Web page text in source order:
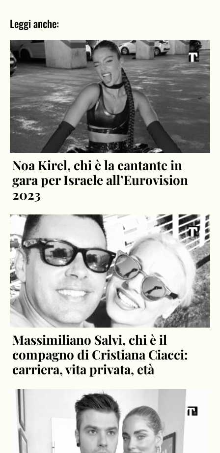
Leggi anche:
Noa Kirel, chi è la cantante in
gara per Israele all’Eurovision
2023
Massimiliano Salvi, chi è il
compagno di Cristiana Ciacci:
carriera, vita privata, età